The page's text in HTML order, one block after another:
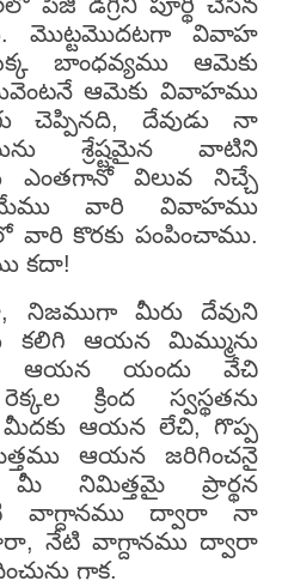
మొట్టమొదటగా వివాహ
బాంధవ్యము ఆమెకు
ఆమెకు వివాహము
చెప్పినది, దేవుడు నా
శ్రేష్టమైన వాటిని
ఎంతగానో విలువ నిచ్చే
వారి వివాహము
వారి కొరకు పంపించాము.
కదా!
నిజముగా మీరు దేవుని
కలిగి ఆయన మిమ్మును
ఆయన యందు వేచి
క్రింద స్వస్థతను
ఆయన లేచి, గొప్ప
ఆయన జరిగించనై
మీ నిమిత్తమై ప్రార్థన
వాగ్దానము ద్వారా నా
నేటి వాగ్దానము ద్వారా
గాక.